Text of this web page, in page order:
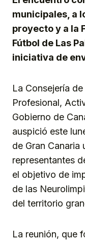
municipales, a
proyecto y a la
Fútbol de Las
iniciativa de
La Consejería
Profesional,
Gobierno de
auspició este
de Gran Canaria
representantes
el objetivo de
de las
del territorio
La reunión, que